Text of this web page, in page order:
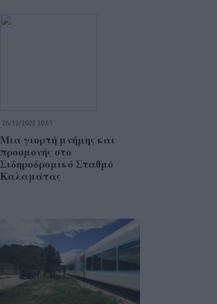
26/12/2025 20:51
Μια γιορτή μνήμης και
προσμονής στο
Σιδηροδρομικό Σταθμό
Καλαμάτας